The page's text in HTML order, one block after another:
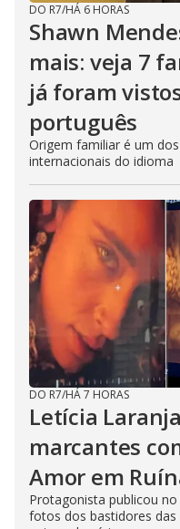
DO R7/HÁ 6 HORAS
Shawn
mais: veja 7
já foram
português
Origem familiar é um
internacionais do idioma
DO R7/HÁ 7 HORAS
Letícia
marcantes
Amor em
Protagonista publicou
fotos dos bastidores